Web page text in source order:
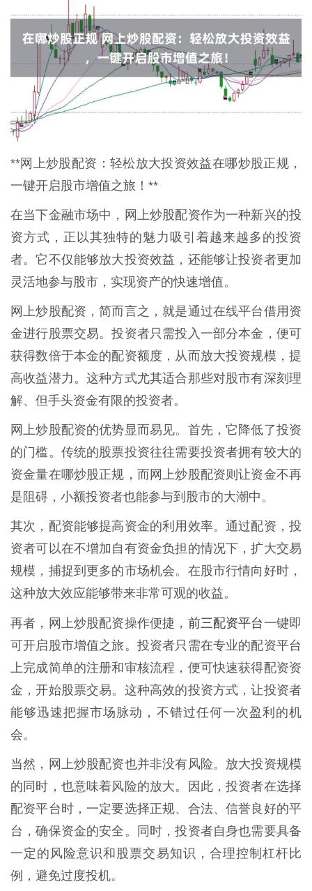
**网上炒股配资：轻松放大投资效益在哪炒股正规，
一键开启股市增值之旅！**
在当下金融市场中，网上炒股配资作为一种新兴的投
资方式，正以其独特的魅力吸引着越来越多的投资
者。它不仅能够放大投资效益，还能够让投资者更加
灵活地参与股市，实现资产的快速增值。
网上炒股配资，简而言之，就是通过在线平台借用资
金进行股票交易。投资者只需投入一部分本金，便可
获得数倍于本金的配资额度，从而放大投资规模，提
高收益潜力。这种方式尤其适合那些对股市有深刻理
解、但手头资金有限的投资者。
网上炒股配资的优势显而易见。首先，它降低了投资
的门槛。传统的股票投资往往需要投资者拥有较大的
资金量在哪炒股正规，而网上炒股配资则让资金不再
是阻碍，小额投资者也能参与到股市的大潮中。
其次，配资能够提高资金的利用效率。通过配资，投
资者可以在不增加自有资金负担的情况下，扩大交易
规模，捕捉到更多的市场机会。在股市行情向好时，
这种放大效应能够带来非常可观的收益。
再者，网上炒股配资操作便捷， 前三配资平台一键即
可开启股市增值之旅。投资者只需在专业的配资平台
上完成简单的注册和审核流程，便可快速获得配资资
金，开始股票交易。这种高效的投资方式，让投资者
能够迅速把握市场脉动，不错过任何一次盈利的机
会。
当然，网上炒股配资也并非没有风险。放大投资规模
的同时，也意味着风险的放大。因此，投资者在选择
配资平台时，一定要选择正规、合法、信誉良好的平
台，确保资金的安全。同时，投资者自身也需要具备
一定的风险意识和股票交易知识，合理控制杠杆比
例，避免过度投机。